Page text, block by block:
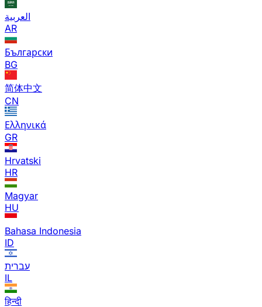
العربية
AR
Български
BG
简体中文
CN
Ελληνικά
GR
Hrvatski
HR
Magyar
HU
Bahasa Indonesia
ID
עברית
IL
हिन्दी